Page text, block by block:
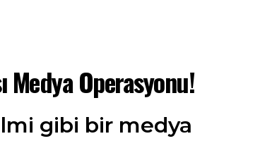
Medya Operasyonu!
gibi bir medya